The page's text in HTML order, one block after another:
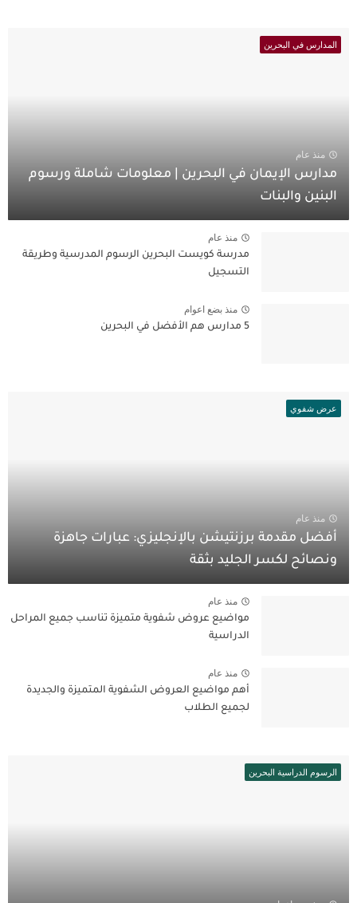
المدارس في البحرين
منذ عام
مدارس الإيمان في البحرين | معلومات شاملة ورسوم
البنين والبنات
منذ عام
مدرسة كويست البحرين الرسوم المدرسية وطريقة
التسجيل
منذ بضع اعوام
5 مدارس هم الأفضل في البحرين
عرض شفوي
منذ عام
أفضل مقدمة برزنتيشن بالإنجليزي: عبارات جاهزة
ونصائح لكسر الجليد بثقة
منذ عام
مواضيع عروض شفوية متميزة تناسب جميع المراحل
الدراسية
منذ عام
أهم مواضيع العروض الشفوية المتميزة والجديدة
لجميع الطلاب
الرسوم الدراسية البحرين